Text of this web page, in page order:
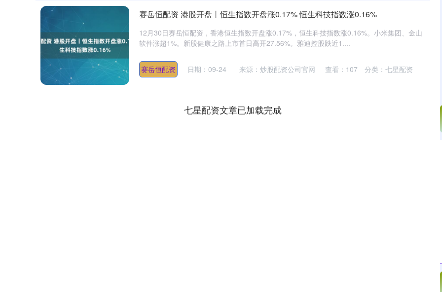
赛岳恒配资 港股开盘丨恒生指数开盘涨0.17% 恒生科技指数涨0.16%
12月30日赛岳恒配资，香港恒生指数开盘涨0.17%，恒生科技指数涨0.16%。小米集团、金山
软件涨超1%。新股健康之路上市首日高开27.56%。雅迪控股跌近1....
赛岳恒配资 日期：09-24 来源：炒股配资公司官网 查看： 107 分类： 七星配资
七星配资文章已加载完成